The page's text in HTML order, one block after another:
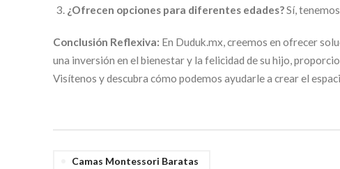
¿Ofrecen opciones para diferentes edades?Sí,
Conclusión Reflexiva: En Duduk.mx, creemos en ofrecer
una inversión en el bienestar y la felicidad de su hijo,
Visítenos y descubra cómo podemos ayudarle a crear el
Camas Montessori Baratas